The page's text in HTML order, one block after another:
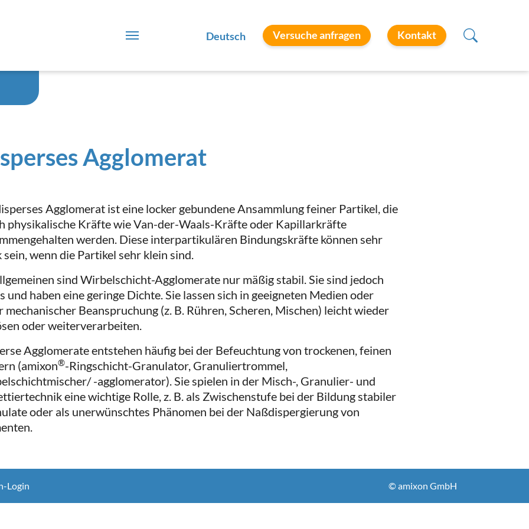
Deutsch Versuche anfragen Kontakt
Agglomerat
Agglomerat ist eine locker gebundene Ansammlung feiner Partikel, die
physikalische Kräfte wie Van-der-Waals-Kräfte oder Kapillarkräfte
werden. Diese interpartikulären Bindungskräfte können sehr
sein, wenn die Partikel sehr klein sind.
sind Wirbelschicht-Agglomerate nur mäßig stabil. Sie sind jedoch
und haben eine geringe Dichte. Sie lassen sich in geeigneten Medien oder
mechanischer Beanspruchung (z. B. Rühren, Scheren, Mischen) leicht wieder
oder weiterverarbeiten.
Agglomerate entstehen häufig bei der Befeuchtung von trockenen, feinen
(amixon®-Ringschicht-Granulator, Granuliertrommel,
-agglomerator). Sie spielen in der Misch-, Granulier- und
eine wichtige Rolle, z. B. als Zwischenstufe bei der Bildung stabiler
oder als unerwünschtes Phänomen bei der Naßdispergierung von
Login © amixon GmbH